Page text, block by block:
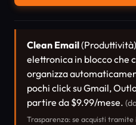
Clean Email
elettronica in blocco che
organizza
pochi click su Gmail,
partire da $9.99/mese.
Trasparenza: se acquisti tramite